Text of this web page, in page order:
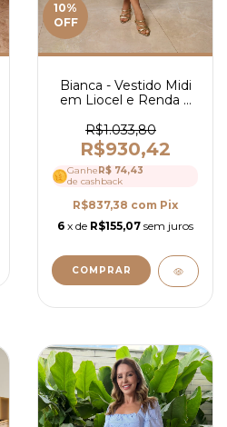
10%
OFF
Bianca - Vestido Midi
em Liocel e Renda e
R$1.033,80
R$930,42
Ganhe R$ 74,43
de cashback
R$837,38 com Pix
6 x de R$155,07 sem juros
COMPRAR